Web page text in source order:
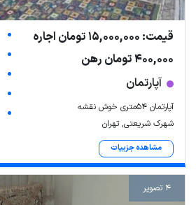
قیمت: 15,000,000 تومان اجاره
400,000 تومان رهن
آپارتمان
آپارتمان ۵۴متری خوش نقشه
شهرک شریعتی, تهران
مشاهده جزییات
4 تصویر